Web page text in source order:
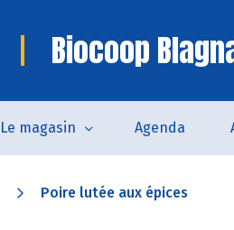
Biocoop
Le magasin Agenda
Poire lutée aux épices